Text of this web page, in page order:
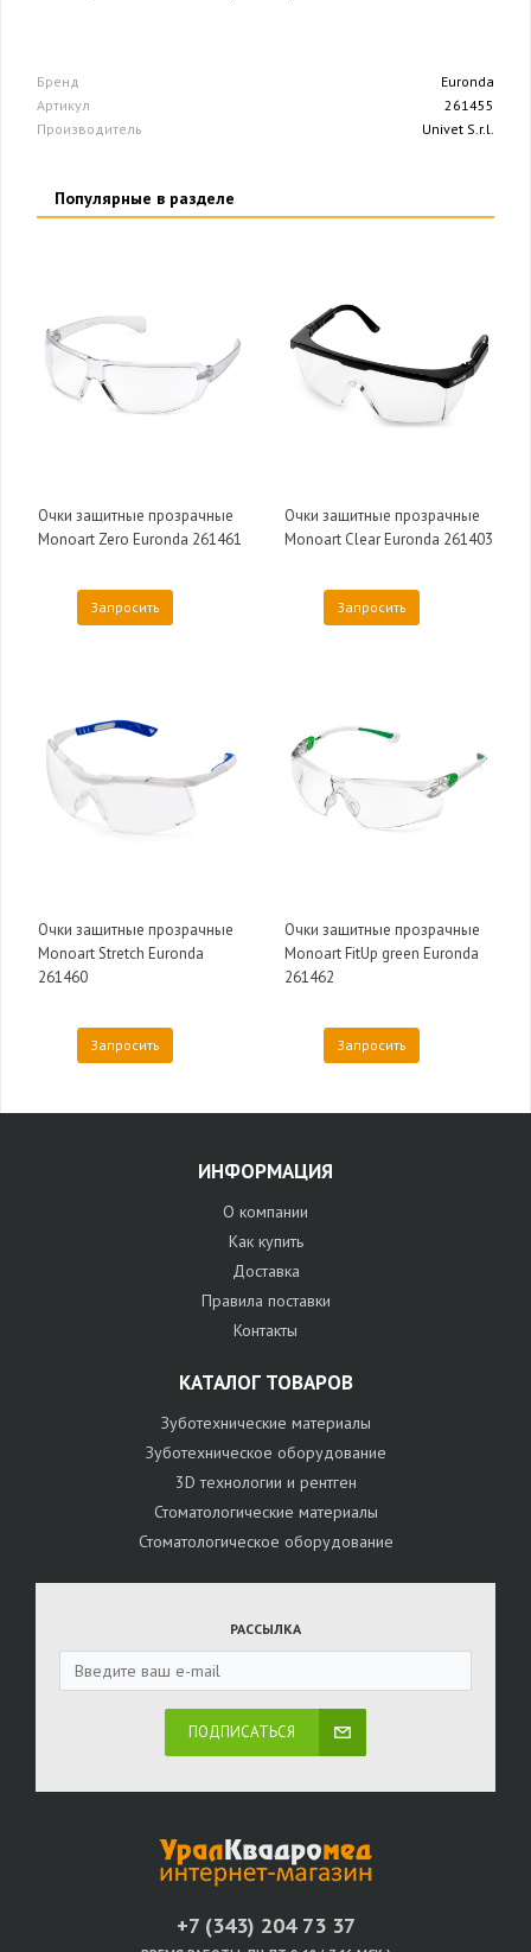
Бренд
Euronda
Артикул
261455
Производитель
Univet S.r.l.
Популярные в разделе
Очки защитные прозрачные
Monoart Zero Euronda 261461
Запросить
Очки защитные прозрачные
Monoart Clear Euronda 261403
Запросить
Очки защитные прозрачные
Monoart Stretch Euronda
261460
Запросить
Очки защитные прозрачные
Monoart FitUp green Euronda
261462
Запросить
ИНФОРМАЦИЯ
О компании
Как купить
Доставка
Правила поставки
Контакты
КАТАЛОГ ТОВАРОВ
Зуботехнические материалы
Зуботехническое оборудование
3D технологии и рентген
Стоматологические материалы
Стоматологическое оборудование
РАССЫЛКА
ПОДПИСАТЬСЯ
+7 (343) 204 73 37